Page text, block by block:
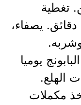
تغطية
ووضعه على النار لمدة 10 دقائق. يصفاء،
يوميا
الهلع.
مكملات